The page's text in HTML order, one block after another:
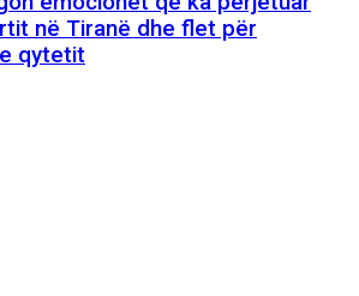
në Tiranë dhe flet për
qytetit